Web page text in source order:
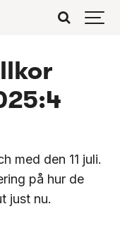
med den 11 juli.
på hur de
just nu.